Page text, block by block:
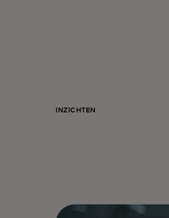
INZICHTEN